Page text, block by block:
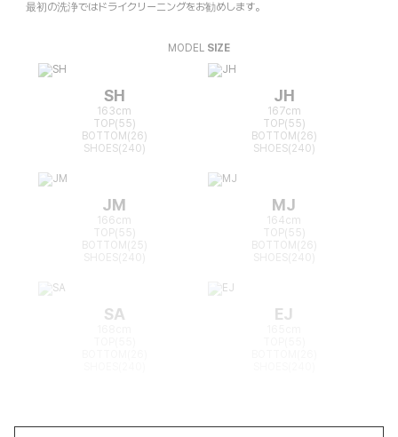
最初の洗浄ではドライクリーニングをお勧めします。
MODEL SIZE
SH
163cm
TOP(55)
BOTTOM(26)
SHOES(240)
JH
167cm
TOP(55)
BOTTOM(26)
SHOES(240)
JM
166cm
TOP(55)
BOTTOM(25)
MJ
164cm
TOP(55)
BOTTOM(26)
SA EJ